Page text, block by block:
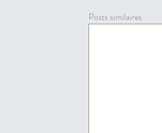
Posts similaires